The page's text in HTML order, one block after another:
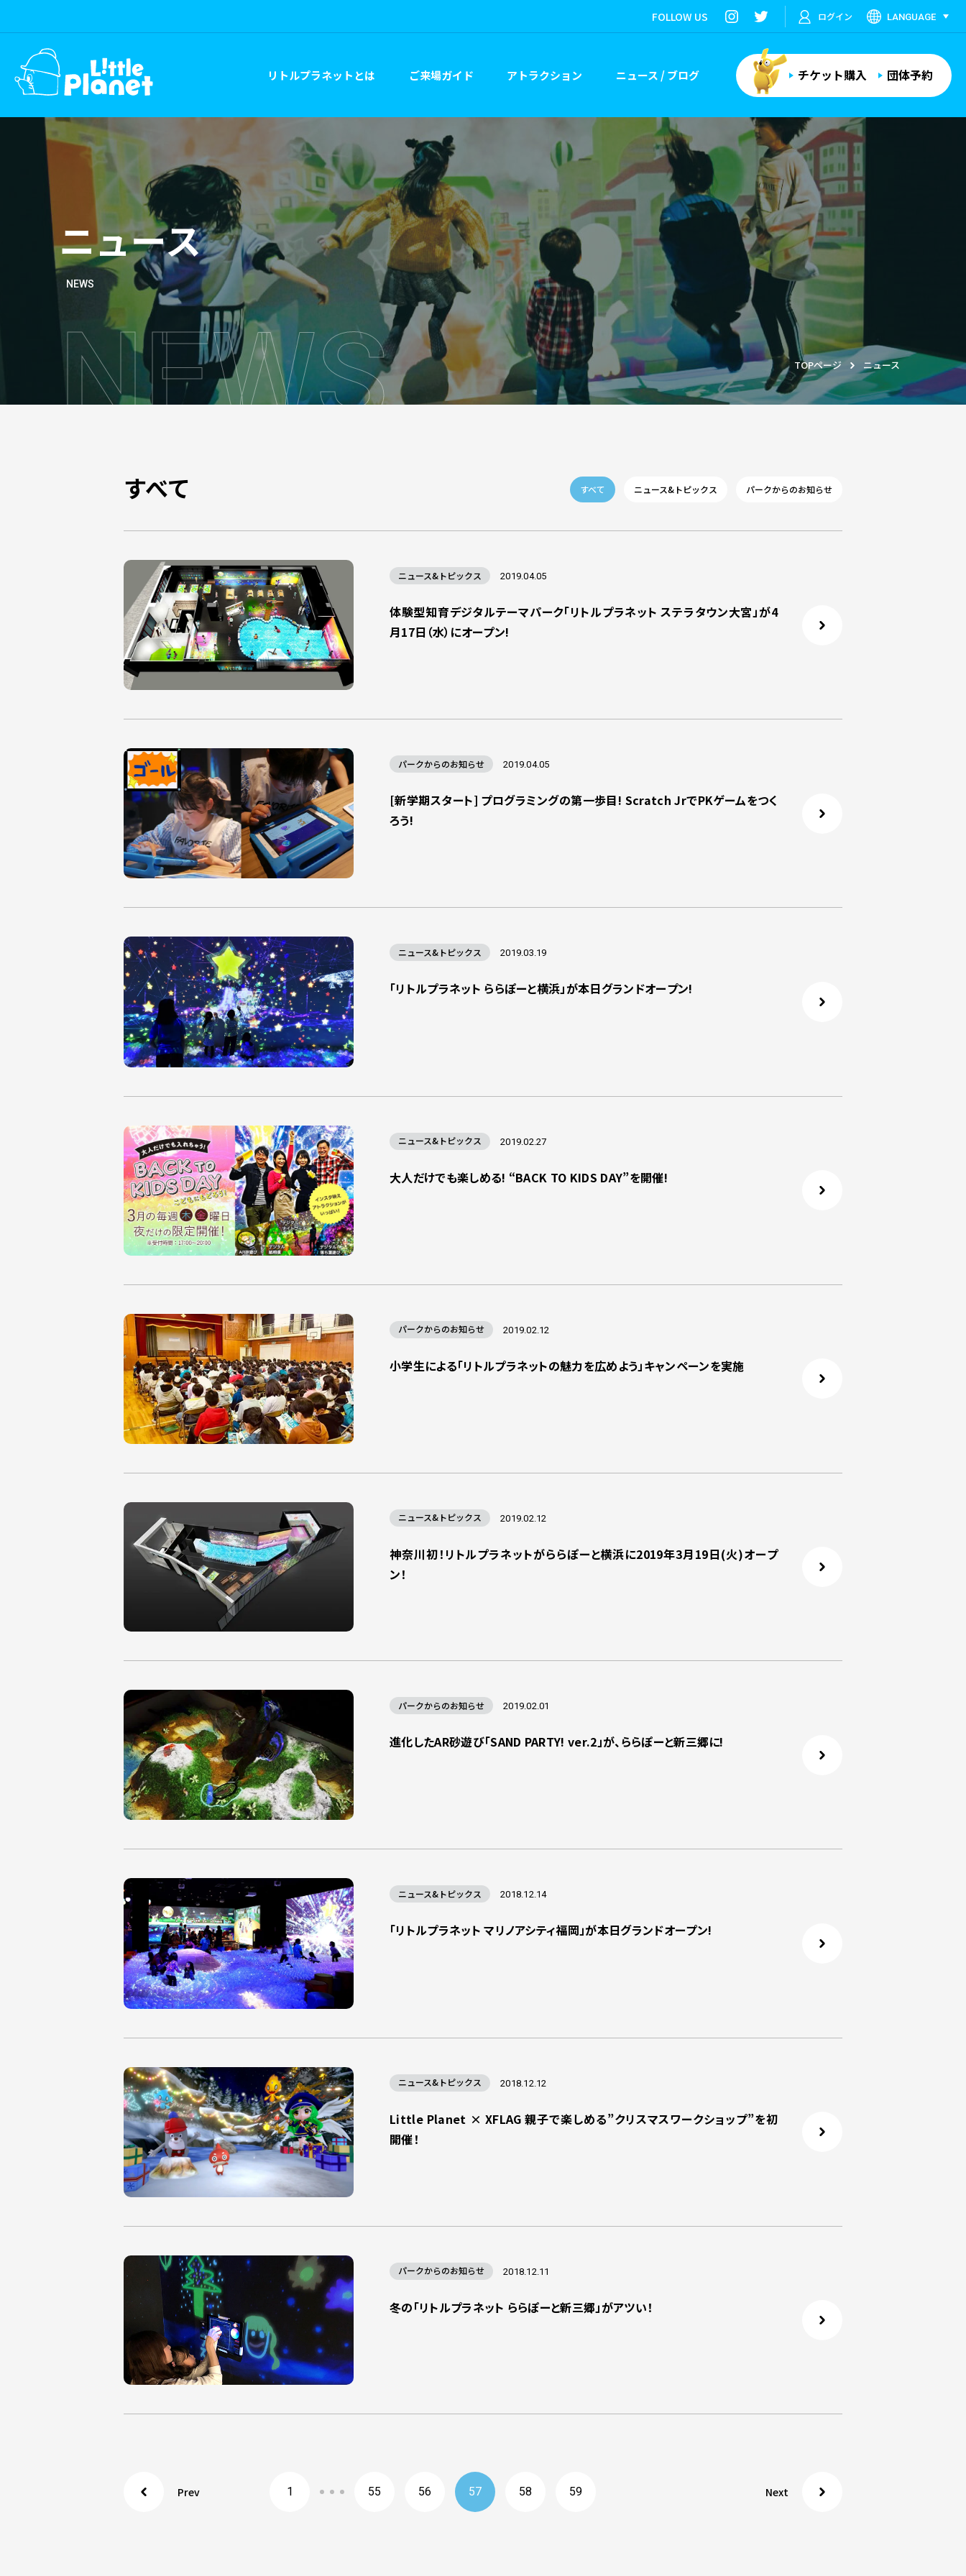
FOLLOW US ログイン LANGUAGE
リトルプラネットとは ご来場ガイド アトラクション ニュース / ブログ チケット購入 団体予約
ニュース
NEWS
NEWS TOPページ ニュース
すべて ニュース&トピックス パークからのお知らせ
すべて
ニュース&トピックス 2019.04.05
体験型知育デジタルテーマパーク「リトルプラネット ステラタウン大宮」が4
月17日（水）にオープン!
パークからのお知らせ 2019.04.05
[新学期スタート] プログラミングの第一歩目! Scratch JrでPKゲームをつく
ろう!
ニュース&トピックス 2019.03.19
「リトルプラネット ららぽーと横浜」が本日グランドオープン!
ニュース&トピックス 2019.02.27
大人だけでも楽しめる! “BACK TO KIDS DAY”を開催!
パークからのお知らせ 2019.02.12
小学生による「リトルプラネットの魅力を広めよう」キャンペーンを実施
ニュース&トピックス 2019.02.12
神奈川初！リトルプラネットがららぽーと横浜に2019年3月19日(火)オープ
ン！
パークからのお知らせ 2019.02.01
進化したAR砂遊び「SAND PARTY! ver.2」が、ららぽーと新三郷に!
ニュース&トピックス 2018.12.14
「リトルプラネット マリノアシティ福岡」が本日グランドオープン!
ニュース&トピックス 2018.12.12
Little Planet × XFLAG 親子で楽しめる”クリスマスワークショップ”を初
開催！
パークからのお知らせ 2018.12.11
冬の「リトルプラネット ららぽーと新三郷」がアツい！
Prev 1 55 56 57 58 59 Next